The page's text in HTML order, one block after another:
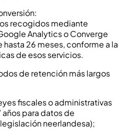
recogidos mediante
Analytics o Converge
26 meses, conforme a la
de esos servicios.
de retención más largos
fiscales o administrativas
para datos de
neerlandesa);